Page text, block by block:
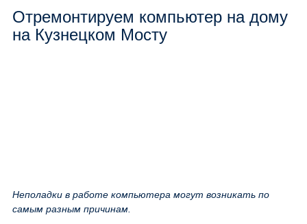
Отремонтируем компьютер на дому
на Кузнецком Мосту
Неполадки в работе компьютера могут возникать по
самым разным причинам.